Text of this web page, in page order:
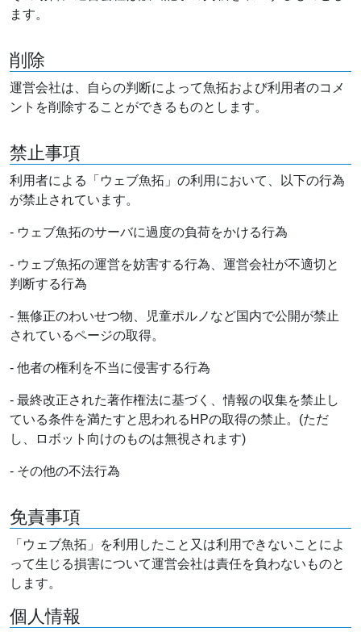
ます。
削除
運営会社は、自らの判断によって魚拓および利用者のコメ
ントを削除することができるものとします。
禁止事項
利用者による「ウェブ魚拓」の利用において、以下の行為
が禁止されています。
- ウェブ魚拓のサーバに過度の負荷をかける行為
- ウェブ魚拓の運営を妨害する行為、運営会社が不適切と
判断する行為
- 無修正のわいせつ物、児童ポルノなど国内で公開が禁止
されているページの取得。
- 他者の権利を不当に侵害する行為
- 最終改正された著作権法に基づく、情報の収集を禁止し
ている条件を満たすと思われるHPの取得の禁止。(ただ
し、ロボット向けのものは無視されます)
- その他の不法行為
免責事項
「ウェブ魚拓」を利用したこと又は利用できないことによ
って生じる損害について運営会社は責任を負わないものと
します。
個人情報